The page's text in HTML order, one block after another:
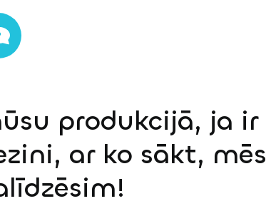
produkcijā, ja ir
ar ko sākt, mēs